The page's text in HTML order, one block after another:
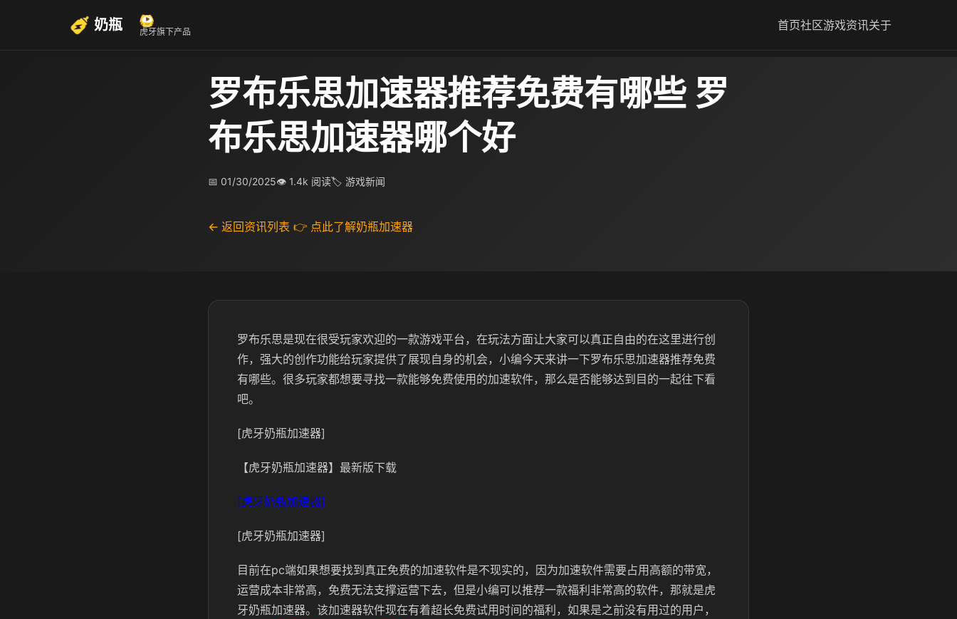
奶瓶 虎牙旗下产品 首页社区游戏资讯关于
罗布乐思加速器推荐免费有哪些 罗
布乐思加速器哪个好
📅 01/30/2025👁 1.4k 阅读🏷 游戏新闻
← 返回资讯列表 👉 点此了解奶瓶加速器
罗布乐思是现在很受玩家欢迎的一款游戏平台，在玩法方面让大家可以真正自由的在这里进行创
作，强大的创作功能给玩家提供了展现自身的机会，小编今天来讲一下罗布乐思加速器推荐免费
有哪些。很多玩家都想要寻找一款能够免费使用的加速软件，那么是否能够达到目的一起往下看
吧。
[虎牙奶瓶加速器]
【虎牙奶瓶加速器】最新版下载
[虎牙奶瓶加速器]
[虎牙奶瓶加速器]
目前在pc端如果想要找到真正免费的加速软件是不现实的，因为加速软件需要占用高额的带宽，
运营成本非常高，免费无法支撑运营下去，但是小编可以推荐一款福利非常高的软件，那就是虎
牙奶瓶加速器。该加速器软件现在有着超长免费试用时间的福利，如果是之前没有用过的用户，